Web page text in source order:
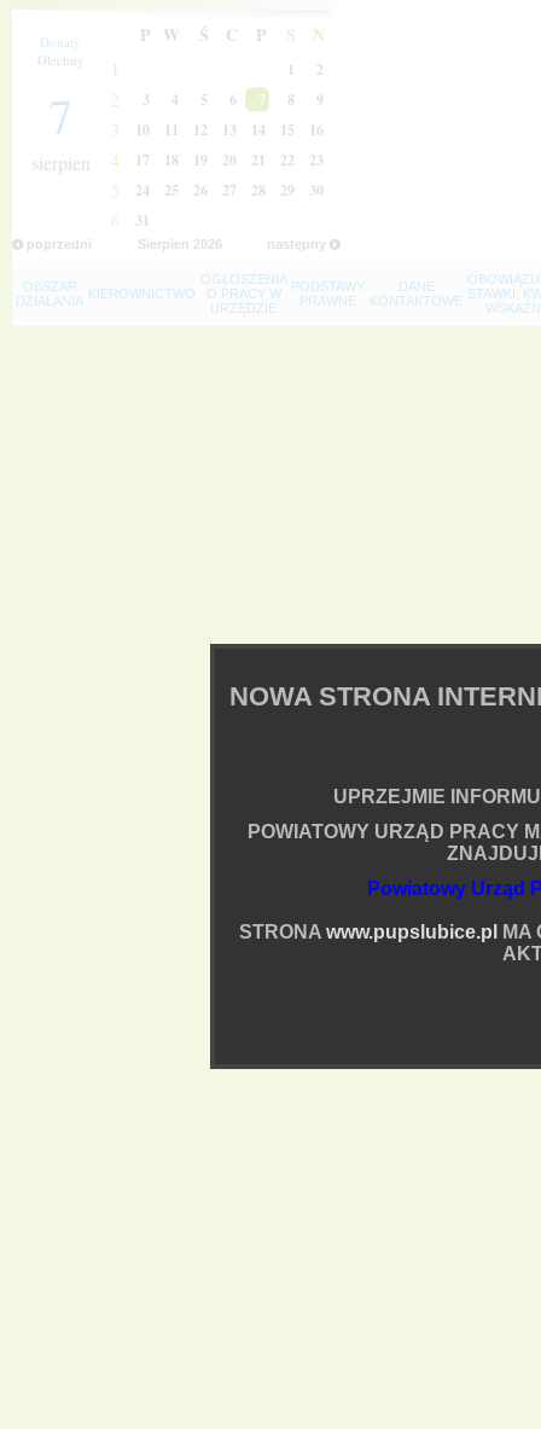
Donaty
Olechny
7
sierpien
P W Ś C P S N
1 1 2
2 3 4 5 6 7 8 9
3 10 11 12 13 14 15 16
4 17 18 19 20 21 22 23
5 24 25 26 27 28 29 30
6 31
poprzedni następny
Sierpien 2026
OBSZAR
DZIAŁANIA KIEROWNICTWO
OGŁOSZENIA
O PRACY W
URZĘDZIE
PODSTAWY
PRAWNE
DANE
KONTAKTOWE STAWKI,
NOWA STRONA
UPRZEJMIE
POWIATOWY URZĄD PRACY
Powiatowy Urząd
STRONA www.pupslubice.pl
MA